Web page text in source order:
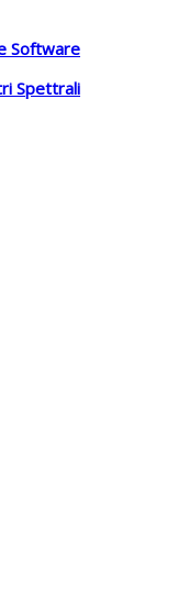
Software
Spettrali